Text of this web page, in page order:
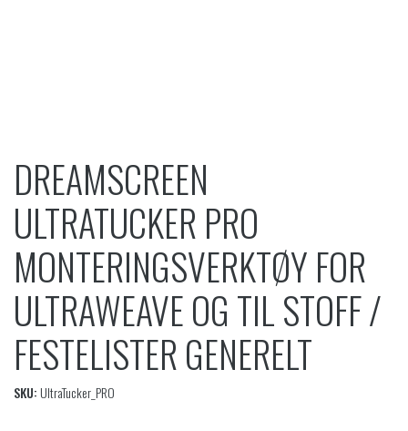
DREAMSCREEN
ULTRATUCKER PRO
MONTERINGSVERKTØY FOR
ULTRAWEAVE OG TIL STOFF /
FESTELISTER GENERELT
SKU: UltraTucker_PRO